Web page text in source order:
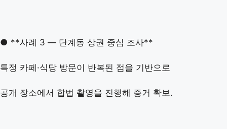
● **사례 3 — 단계동 상권 중심 조사**
특정 카페·식당 방문이 반복된 점을 기반으로
공개 장소에서 합법 촬영을 진행해 증거 확보.